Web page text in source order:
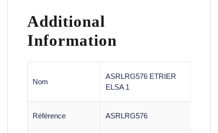
Additional
Information
Nom
ASRLRG576 ETRIER
ELSA 1
Référence ASRLRG576